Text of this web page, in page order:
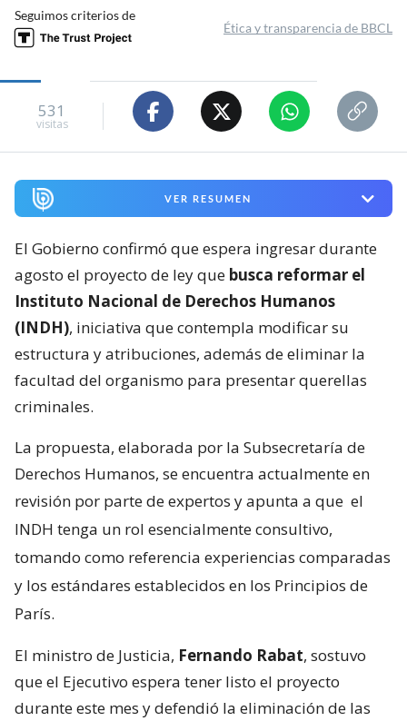
Seguimos criterios de
Ética y transparencia de BBCL
531
visitas
VER RESUMEN
El Gobierno confirmó que espera ingresar durante
agosto el proyecto de ley que busca reformar el
Instituto Nacional de Derechos Humanos
(INDH), iniciativa que contempla modificar su
estructura y atribuciones, además de eliminar la
facultad del organismo para presentar querellas
criminales.
La propuesta, elaborada por la Subsecretaría de
Derechos Humanos, se encuentra actualmente en
revisión por parte de expertos y apunta a que el
INDH tenga un rol esencialmente consultivo,
tomando como referencia experiencias comparadas
y los estándares establecidos en los Principios de
París.
El ministro de Justicia, Fernando Rabat, sostuvo
que el Ejecutivo espera tener listo el proyecto
durante este mes y defendió la eliminación de las